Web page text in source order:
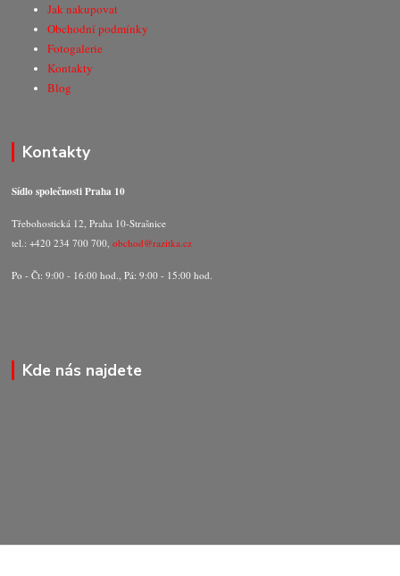
Jak nakupovat
Obchodní podmínky
Fotogalerie
Kontakty
Blog
Kontakty
Sídlo společnosti Praha 10
Třebohostická 12, Praha 10-Strašnice
tel.: +420 234 700 700,obchod@razitka.cz
Po - Čt: 9:00 - 16:00 hod., Pá: 9:00 - 15:00 hod.
Kde nás najdete